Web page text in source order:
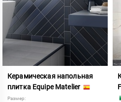
Керамическая напольная
плитка Equipe Matelier
Размер: